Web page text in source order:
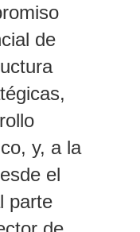
de
y, a la
el
parte